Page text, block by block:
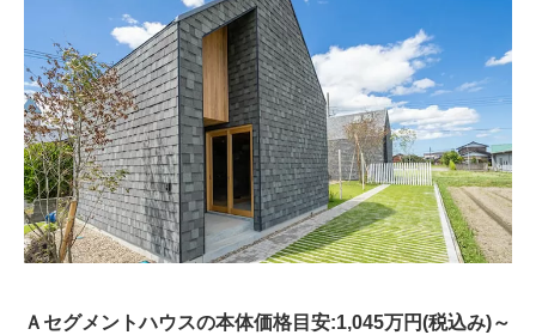
Ａセグメントハウスの本体価格目安:1,045万円(税込み)～